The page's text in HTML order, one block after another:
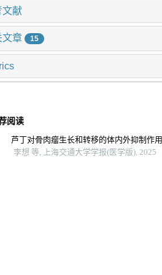
文献
文章 15
阅读
芦丁对骨肉瘤生长和转移的体内外抑制作用
李想 等, 上海交通大学学报(医学版), 2025